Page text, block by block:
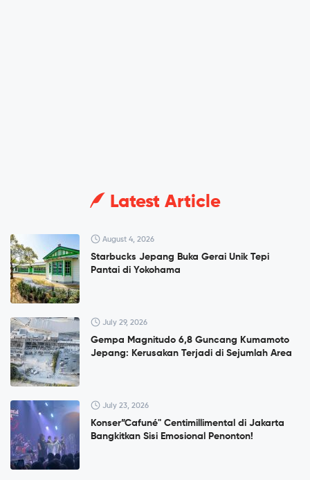
Latest Article
August 4, 2026
Starbucks Jepang Buka Gerai Unik Tepi
Pantai di Yokohama
July 29, 2026
Gempa Magnitudo 6,8 Guncang Kumamoto
Jepang: Kerusakan Terjadi di Sejumlah Area
July 23, 2026
Konser”Cafuné" Centimillimental di Jakarta
Bangkitkan Sisi Emosional Penonton!